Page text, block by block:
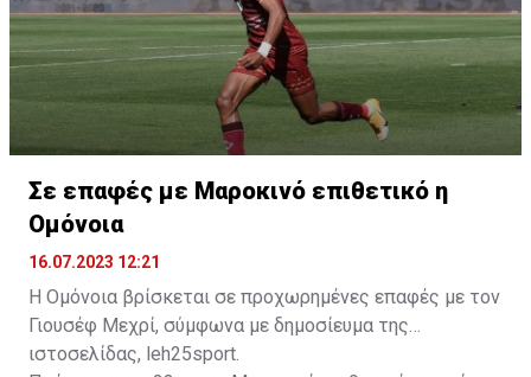
Σε επαφές με Μαροκινό επιθετικό η
Ομόνοια
16.07.2023 12:21
Η Ομόνοια βρίσκεται σε προχωρημένες επαφές με τον
Γιουσέφ Μεχρί, σύμφωνα με δημοσίευμα της
ιστοσελίδας, leh25sport.